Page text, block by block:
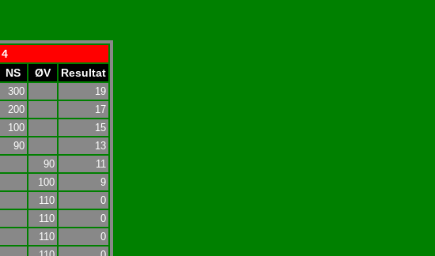
NS ØV Resultat
300
19
200
17
100
15
90
13
90
11
100
9
110
0
110
0
110
0